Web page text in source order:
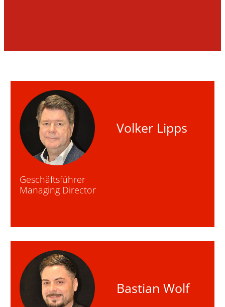
Volker Lipps
Geschäftsführer
Managing Director
Bastian Wolf